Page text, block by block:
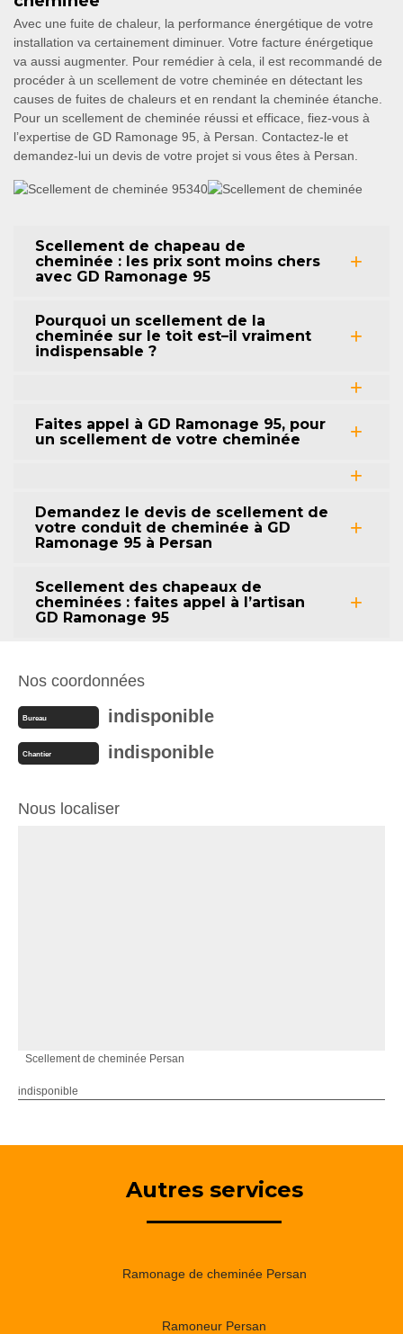
Avec une fuite de chaleur, la performance énergétique de votre
installation va certainement diminuer. Votre facture énérgetique
va aussi augmenter. Pour remédier à cela, il est recommandé de
procéder à un scellement de votre cheminée en détectant les
causes de fuites de chaleurs et en rendant la cheminée étanche.
Pour un scellement de cheminée réussi et efficace, fiez-vous à
l’expertise de GD Ramonage 95, à Persan. Contactez-le et
demandez-lui un devis de votre projet si vous êtes à Persan.
Scellement de chapeau de
cheminée : les prix sont moins chers
avec GD Ramonage 95
Pourquoi un scellement de la
cheminée sur le toit est–il vraiment
indispensable ?
Faites appel à GD Ramonage 95, pour
un scellement de votre cheminée
Demandez le devis de scellement de
votre conduit de cheminée à GD
Ramonage 95 à Persan
Scellement des chapeaux de
cheminées : faites appel à l’artisan
GD Ramonage 95
Nos coordonnées
Bureau indisponible
Chantier indisponible
Nous localiser
Scellement de cheminée Persan
indisponible
Autres services
Ramonage de cheminée Persan
Ramoneur Persan